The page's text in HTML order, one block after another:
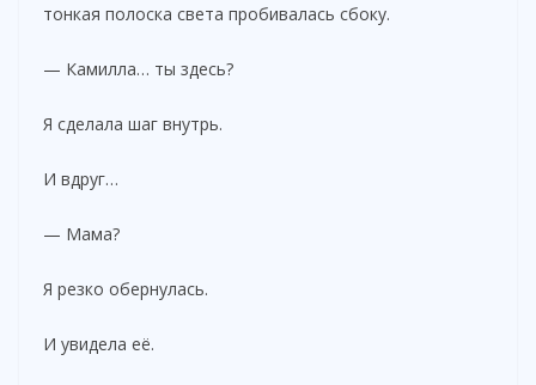
тонкая полоска света пробивалась сбоку.
— Камилла… ты здесь?
Я сделала шаг внутрь.
И вдруг…
— Мама?
Я резко обернулась.
И увидела её.